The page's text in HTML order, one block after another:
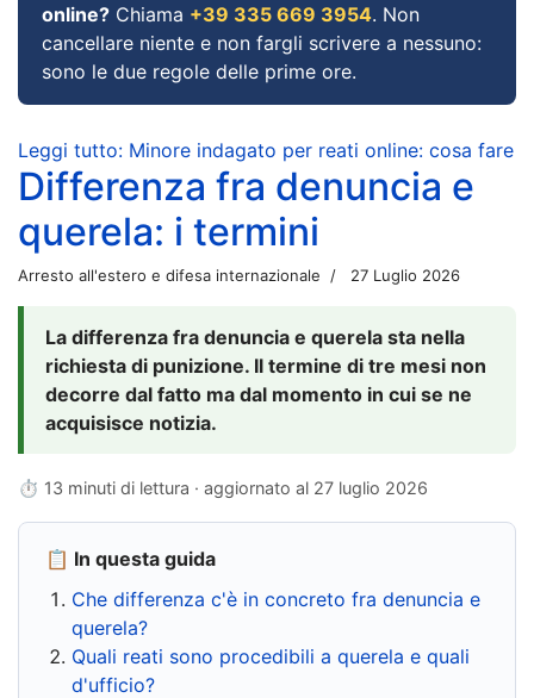
online? Chiama +39 335 669 3954. Non
cancellare niente e non fargli scrivere a nessuno:
sono le due regole delle prime ore.
Leggi tutto: Minore indagato per reati online: cosa fare
Differenza fra denuncia e
querela: i termini
Arresto all'estero e difesa internazionale 27 Luglio 2026
La differenza fra denuncia e querela sta nella
richiesta di punizione. Il termine di tre mesi non
decorre dal fatto ma dal momento in cui se ne
acquisisce notizia.
⏱ 13 minuti di lettura · aggiornato al 27 luglio 2026
📋 In questa guida
Che differenza c'è in concreto fra denuncia e
querela?
Quali reati sono procedibili a querela e quali
d'ufficio?